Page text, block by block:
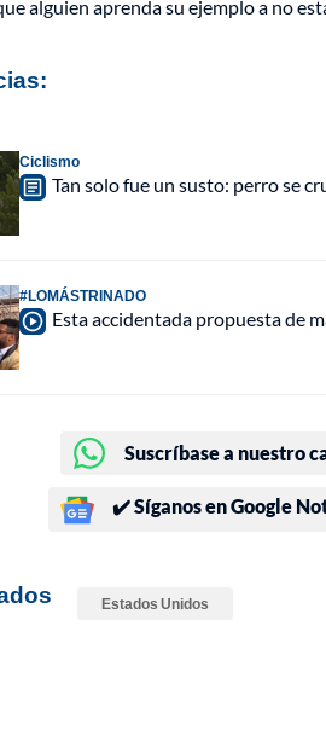
alguien aprenda su ejemplo a no
Ciclismo
Tan solo fue un susto: perro se
#LOMÁSTRINADO
Esta accidentada propuesta de
Suscríbase a nuestro
✔️ Síganos en Google
Estados Unidos